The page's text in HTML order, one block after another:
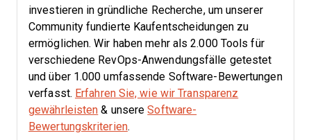
investieren in gründliche Recherche, um unserer
Community fundierte Kaufentscheidungen zu
ermöglichen. Wir haben mehr als 2.000 Tools für
verschiedene RevOps-Anwendungsfälle getestet
und über 1.000 umfassende Software-Bewertungen
verfasst. Erfahren Sie, wie wir Transparenz
gewährleisten & unsereSoftware-
Bewertungskriterien.